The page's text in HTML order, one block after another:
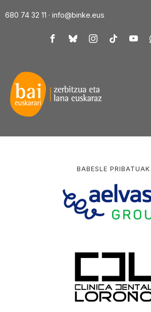
680 74 32 11 · info@binke.eus
BABESLE PRIBATUAK